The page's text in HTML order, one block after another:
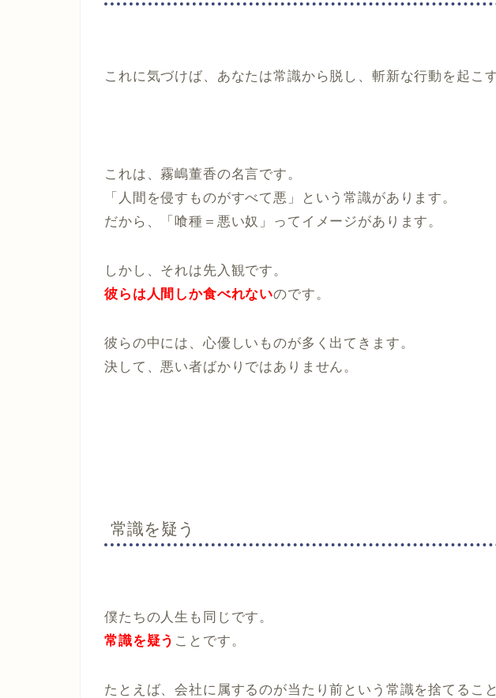
これに気づけば、あなたは常識から脱し、斬新な行動を起こ
これは、霧嶋董香の名言です。
「人間を侵すものがすべて悪」という常識があります。
だから、「喰種＝悪い奴」ってイメージがあります。
しかし、それは先入観です。
彼らは人間しか食べれないのです。
彼らの中には、心優しいものが多く出てきます。
決して、悪い者ばかりではありません。
常識を疑う
僕たちの人生も同じです。
常識を疑う ことです。
たとえば、会社に属するのが当たり前という常識を捨てること